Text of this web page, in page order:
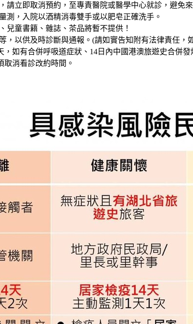
請立即取消預約，至專責醫院或醫學中心就診，避免
測，入院以酒精消毒雙手或以肥皂正確洗手。
兒童書籍、雜誌、茶品將暫不提供！
，以供及時診斷與通報。(請如實告知附有法律責任，
如有合併呼吸道症狀、14日內中國港澳旅遊史合併
取消看診改約時間。